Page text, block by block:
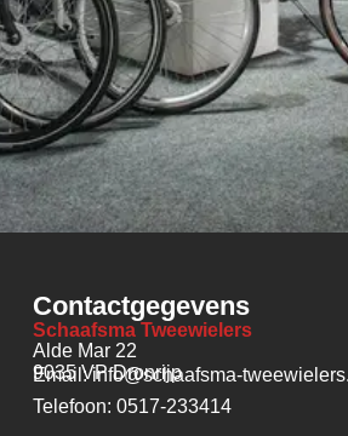
Contactgegevens
Schaafsma Tweewielers
Alde Mar 22
9035 VP Dronrijp
Email: info@schaafsma-
Telefoon: 0517-233414